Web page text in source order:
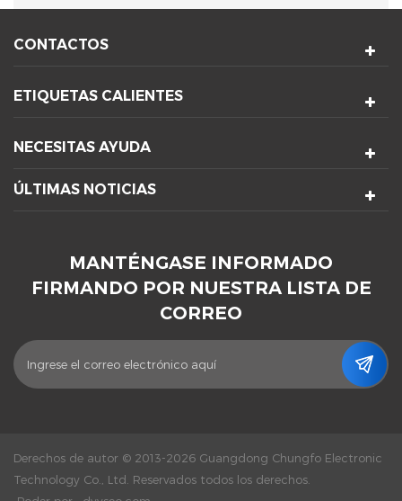
CONTACTOS
ETIQUETAS CALIENTES
NECESITAS AYUDA
ÚLTIMAS NOTICIAS
MANTÉNGASE INFORMADO
FIRMANDO POR NUESTRA LISTA DE
CORREO
Derechos de autor © 2013-2026 Guangdong Chungfo Electronic
Technology Co., Ltd. Reservados todos los derechos.